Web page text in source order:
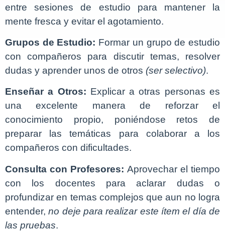
entre sesiones de estudio para mantener la
mente fresca y evitar el agotamiento.
Grupos de Estudio: Formar un grupo de estudio
con compañeros para discutir temas, resolver
dudas y aprender unos de otros (ser selectivo).
Enseñar a Otros: Explicar a otras personas es
una excelente manera de reforzar el
conocimiento propio, poniéndose retos de
preparar las temáticas para colaborar a los
compañeros con dificultades.
Consulta con Profesores: Aprovechar el tiempo
con los docentes para aclarar dudas o
profundizar en temas complejos que aun no logra
entender,no deje para realizar este ítem el día de
las pruebas.